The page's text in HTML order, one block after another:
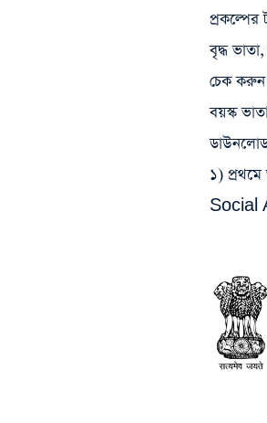
প্রকল্পের
বৃদ্ধ
চেক করুন
বয়স্ক
১)
Social